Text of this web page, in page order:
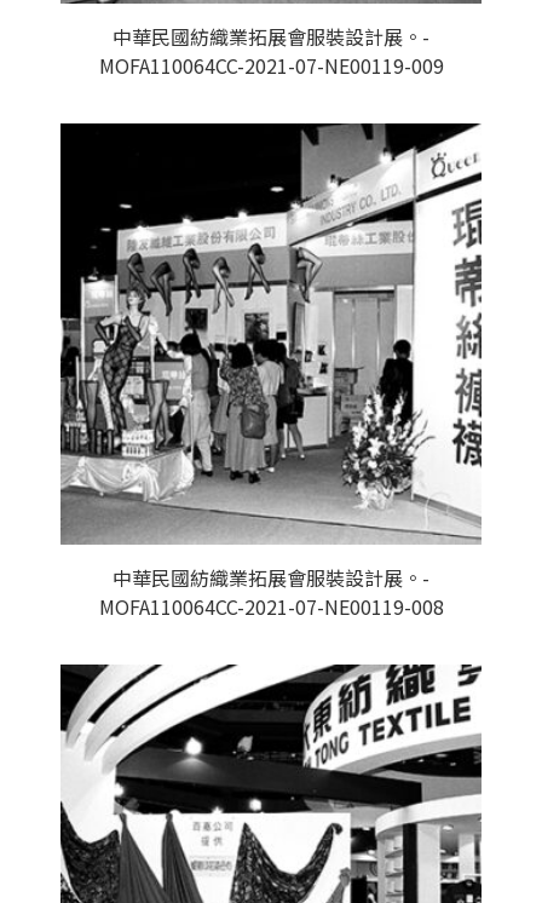
中華民國紡織業拓展會服裝設計展。-
MOFA110064CC-2021-07-NE00119-009
中華民國紡織業拓展會服裝設計展。-
MOFA110064CC-2021-07-NE00119-008